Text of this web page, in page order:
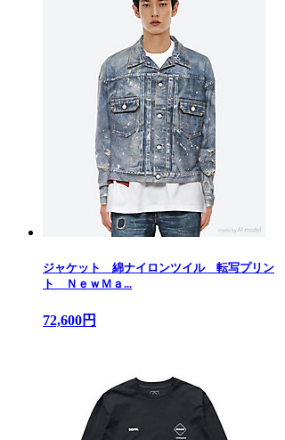
ジャケット 綿ナイロンツイル 転写プリン
ト ＮｅｗＭａ...
72,600円